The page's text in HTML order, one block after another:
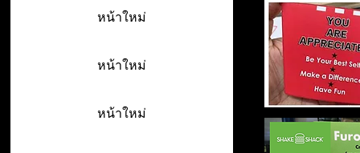
หน้าใหม่
หน้าใหม่
หน้าใหม่